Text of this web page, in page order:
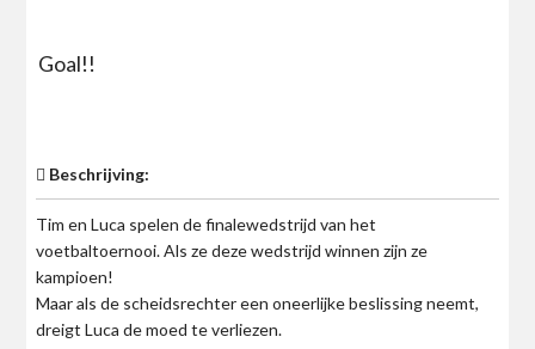
Goal!!
Beschrijving:
Tim en Luca spelen de finalewedstrijd van het
voetbaltoernooi. Als ze deze wedstrijd winnen zijn ze
kampioen!
Maar als de scheidsrechter een oneerlijke beslissing neemt,
dreigt Luca de moed te verliezen.